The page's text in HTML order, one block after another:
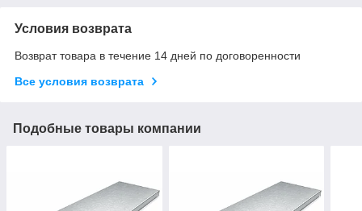
Условия возврата
Возврат товара в течение 14 дней по договоренности
Все условия возврата
Подобные товары компании